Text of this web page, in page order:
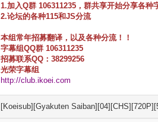
1.加入Q群 106311235，群共享开始分享各种
2.论坛的各种115和JS分流
本组常年招募翻译，以及各种分流！！
字幕组QQ群 106311235
招募联系QQ：38299256
光荣字幕组
http://club.ikoei.com
[Koeisub][Gyakuten